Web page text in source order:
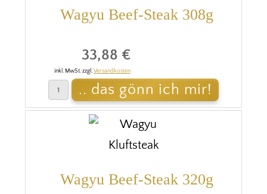
Wagyu Beef-Steak 308g
33,88 €
inkl. MwSt. zzgl.Versandkosten
Wagyu Beef-Steak 320g